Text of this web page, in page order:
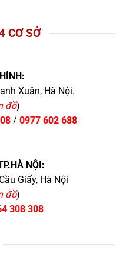
CƠ SỞ
Xuân, Hà Nội.
đồ)
/ 0977 602 688
NỘI:
Giấy, Hà Nội
đồ)
308 308